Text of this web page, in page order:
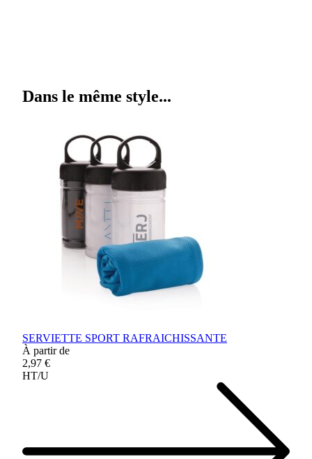
Dans le même style...
SERVIETTE SPORT RAFRAICHISSANTE
À partir de
2,97 €
HT/U